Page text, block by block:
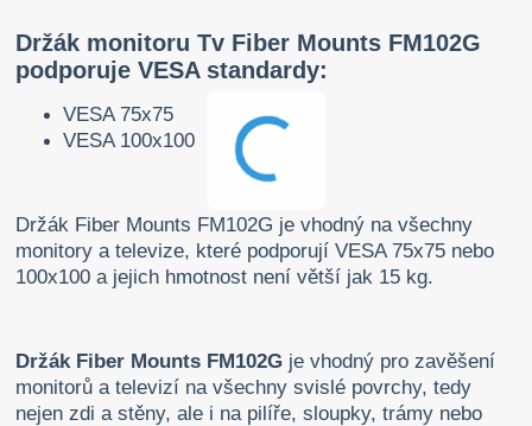
Držák monitoru Tv Fiber Mounts FM102G
podporuje VESA standardy:
VESA 75x75
VESA 100x100
Držák Fiber Mounts FM102G je vhodný na všechny
monitory a televize, které podporují VESA 75x75 nebo
100x100 a jejich hmotnost není větší jak 15 kg.
Držák Fiber Mounts FM102G je vhodný pro zavěšení
monitorů a televizí na všechny svislé povrchy, tedy
nejen zdi a stěny, ale i na pilíře, sloupky, trámy nebo